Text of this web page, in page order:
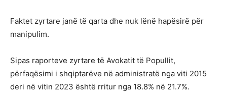
Faktet zyrtare janë të qarta dhe nuk lënë hapësirë për
manipulim.
Sipas raporteve zyrtare të Avokatit të Popullit,
përfaqësimi i shqiptarëve në administratë nga viti 2015
deri në vitin 2023 është rritur nga 18.8% në 21.7%.